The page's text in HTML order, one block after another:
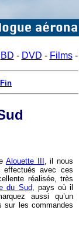
BD - DVD - Films-
Fin
Alouette III , il nous
avec ces
réalisée, très
du Sud, pays où il
aussi qu’un
sur les commandes